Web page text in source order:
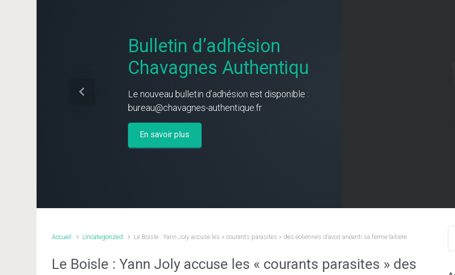
Bulletin d’adhésion
Chavagnes Authentiqu
Le nouveau bulletin d’adhésion est disponible :
bureau@chavagnes-authentique.fr
En savoir plus
Previous
Accueil Uncategorized Le Boisle : Yann Joly accuse les « courants parasites » des éoliennes d’avoir anéanti sa ferme laitière
Le Boisle : Yann Joly accuse les « courants parasites » des